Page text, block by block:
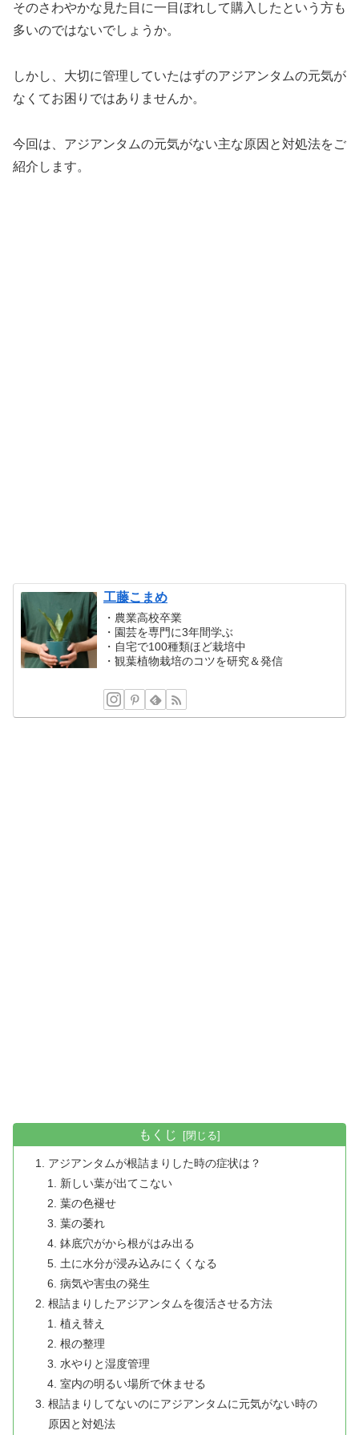
そのさわやかな見た目に一目ぼれして購入したという方も
多いのではないでしょうか。
しかし、大切に管理していたはずのアジアンタムの元気が
なくてお困りではありませんか。
今回は、アジアンタムの元気がない主な原因と対処法をご
紹介します。
工藤こまめ
・農業高校卒業
・園芸を専門に3年間学ぶ
・自宅で100種類ほど栽培中
・観葉植物栽培のコツを研究＆発信
もくじ
アジアンタムが根詰まりした時の症状は？
新しい葉が出てこない
葉の色褪せ
葉の萎れ
鉢底穴がから根がはみ出る
土に水分が浸み込みにくくなる
病気や害虫の発生
根詰まりしたアジアンタムを復活させる方法
植え替え
根の整理
水やりと湿度管理
室内の明るい場所で休ませる
根詰まりしてないのにアジアンタムに元気がない時の
原因と対処法